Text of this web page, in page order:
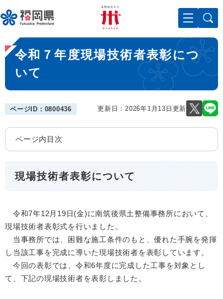
ー
ジ
先
頭
。
メニューを飛ばして本文へ
本
文
令和７年度現場技術者表彰につ
いて
ページID：0800436 更新日：2026年1月13日更新
ページ内目次
現場技術者表彰について
令和7年12月19日(金)に南筑後県土整備事務所において、
現場技術者表彰式を行いました。
当事務所では、困難な施工条件のもと、優れた手腕を発揮
し当該工事を完成に導いた現場技術者を表彰しています。
今回の表彰では、令和6年度に完成した工事を対象とし
て、下記の現場技術者を表彰しました。